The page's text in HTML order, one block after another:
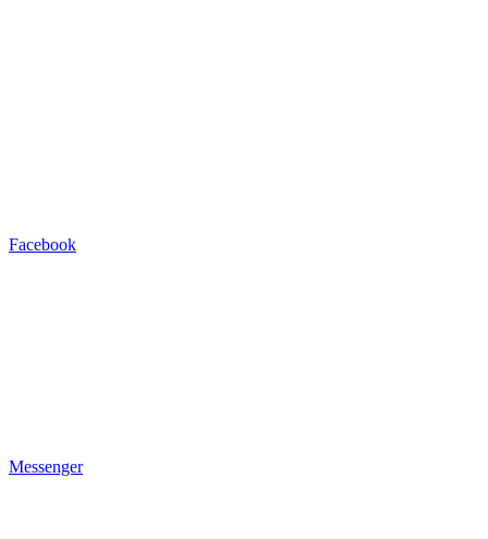
Facebook
Messenger